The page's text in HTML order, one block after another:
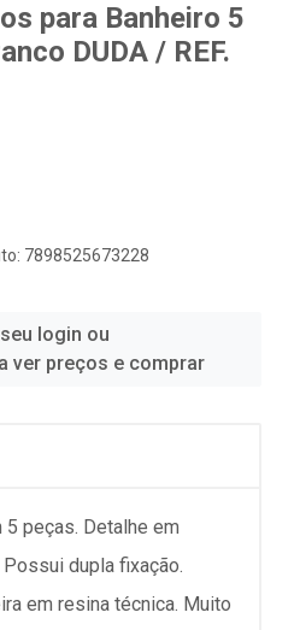
para Banheiro 5
DUDA / REF.
7898525673228
login ou
ver preços e comprar
5 peças. Detalhe em
dupla fixação.
em resina técnica. Muito